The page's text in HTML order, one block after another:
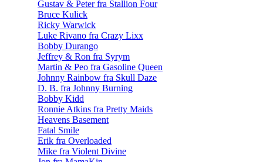
Gustav & Peter fra Stallion Four
Bruce Kulick
Ricky Warwick
Luke Rivano fra Crazy Lixx
Bobby Durango
Jeffrey & Ron fra Syrym
Martin & Peo fra Gasoline Queen
Johnny Rainbow fra Skull Daze
D. B. fra Johnny Burning
Bobby Kidd
Ronnie Atkins fra Pretty Maids
Heavens Basement
Fatal Smile
Erik fra Overloaded
Mike fra Violent Divine